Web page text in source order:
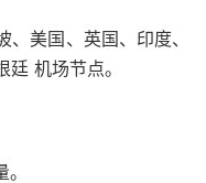
美国、英国、印度、
机场节点。